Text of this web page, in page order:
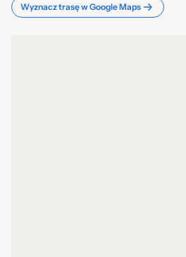
Wyznacz trasę w Google Maps